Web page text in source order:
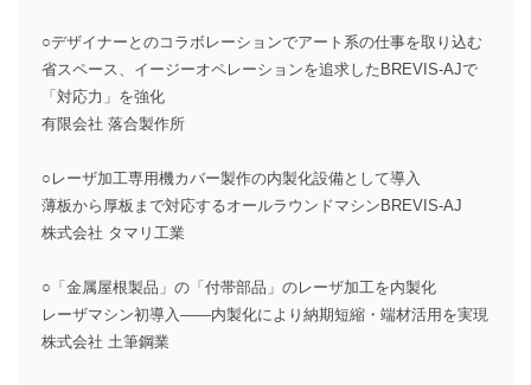
○デザイナーとのコラボレーションでアート系の仕事を取り込む
省スペース、イージーオペレーションを追求したBREVIS-AJで
「対応力」を強化
有限会社 落合製作所
○レーザ加工専用機カバー製作の内製化設備として導入
薄板から厚板まで対応するオールラウンドマシンBREVIS-AJ
株式会社 タマリ工業
○「金属屋根製品」の「付帯部品」のレーザ加工を内製化
レーザマシン初導入――内製化により納期短縮・端材活用を実現
株式会社 土筆鋼業